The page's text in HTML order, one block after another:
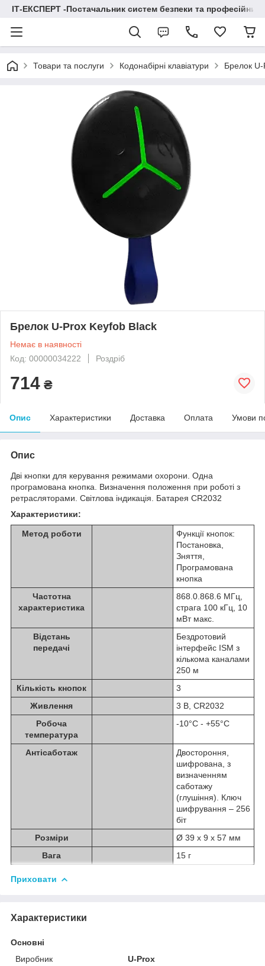
ІТ-ЕКСПЕРТ -Постачальник систем безпеки та професійних
Товари та послуги Кодонабірні клавіатури Брелок
Брелок U-Prox Keyfob Black
Немає в наявності
Код: 00000034222
Роздріб
714 ₴
Опис Характеристики Доставка Оплата Умови
Опис
Дві кнопки для керування режимами охорони. Одна
програмована кнопка. Визначення положення при роботі з
ретрасляторами. Світлова індикація. Батарея CR2032
Характеристики:
Метод роботи
Функції кнопок:
Постановка,
Зняття,
Програмована
кнопка
Частотна
характеристика
868.0.868.6 МГц,
страга 100 кГц, 10
мВт макс.
Відстань
передачі
Бездротовий
інтерфейс ISM з
кількома каналами
250 м
Кількість кнопок
3
Живлення
3 В, CR2032
Робоча
температура
-10°C - +55°C
Антісаботаж
Двостороння,
шифрована, з
визначенням
саботажу
(глушіння). Ключ
шифрування – 256
біт
Розміри
Ø 39 x 9 x 57 мм
Вага
15 г
Приховати
Характеристики
Основні
Виробник
U-Prox